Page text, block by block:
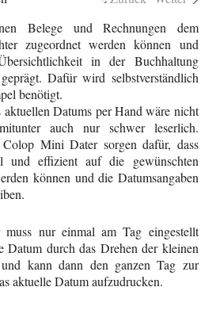
Belege und Rechnungen dem
zugeordnet werden können und
in der Buchhaltung
Dafür wird selbstverständlich
benötigt.
Datums per Hand wäre nicht
auch nur schwer leserlich.
Mini Dater sorgen dafür, dass
und effizient auf die gewünschten
können und die Datumsangaben
nur einmal am Tag eingestellt
Datum durch das Drehen der kleinen
kann dann den ganzen Tag zur
aktuelle Datum aufzudrucken.